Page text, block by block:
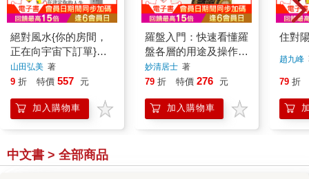
絕對風水{你的房間，
正在向宇宙下訂單}：
100個讓財運、人際與
機會流動的空間習慣
山田弘美 著
9 折 特價 557 元
加入購物車
羅盤入門：快速看懂羅
盤各層的用途及操作方
法
妙清居士 著
79 折 特價 276 元
加入購物車
住對
趙九峰
79 折
中文書 > 全部商品